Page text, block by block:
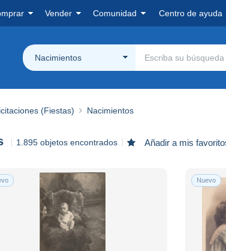
Vender Comunidad Centro de ayuda
Nacimientos
(Fiestas) Nacimientos
1.895 objetos encontrados Añadir a mis
Nuevo